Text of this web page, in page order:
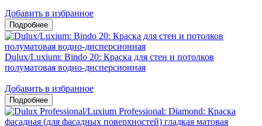
Добавить в избранное
Dulux/Luxium: Bindo 20: Краска для стен и потолков
полуматовая водно-дисперсионная
Добавить в избранное